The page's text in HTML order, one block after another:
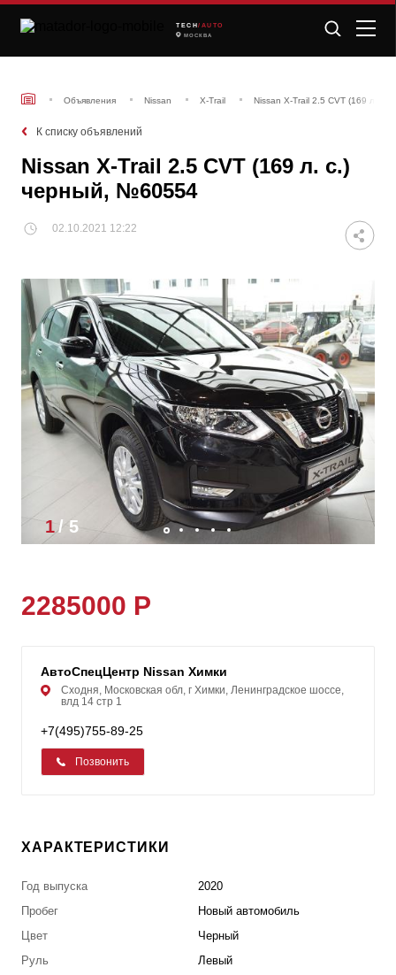
TECH /AUTO
МОСКВА
Объявления Nissan X-Trail Nissan X-Trail 2.5 CVT (169 л.
К списку объявлений
Nissan X-Trail 2.5 CVT (169 л. с.)
черный, №60554
02.10.2021 12:22
1/5
2285000 Р
АвтоСпецЦентр Nissan Химки
Сходня, Московская обл, г Химки, Ленинградское шоссе,
влд 14 стр 1
+7(495)755-89-25
Позвонить
ХАРАКТЕРИСТИКИ
Год выпуска
2020
Пробег
Новый автомобиль
Цвет
Черный
Руль
Левый